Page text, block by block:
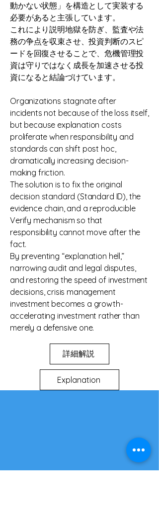
動かない状態」を構造として実装する
必要があると主張しています。
これにより説明地獄を防ぎ、監査や法
務の争点を収束させ、投資判断のスピ
ードを回復させることで、危機管理投
資は守りではなく成長を加速させる投
資になると結論づけています。
Organizations stagnate after
incidents not because of the loss itself,
but because explanation costs
proliferate when responsibility and
standards can shift post hoc,
dramatically increasing decision-
making friction.
The solution is to fix the original
decision standard (Standard ID), the
evidence chain, and a reproducible
Verify mechanism so that
responsibility cannot move after the
fact.
By preventing “explanation hell,”
narrowing audit and legal disputes,
and restoring the speed of investment
decisions, crisis management
investment becomes a growth-
accelerating investment rather than
merely a defensive one.
詳細解説
Explanation